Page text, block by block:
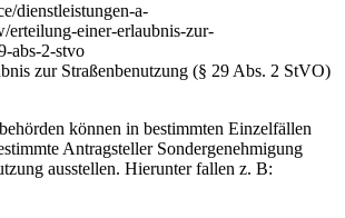
dienstleistungen-a-
erteilung-einer-erlaubnis-zur-
abs-2-stvo
zur Straßenbenutzung (§ 29 Abs. 2 StVO)
können in bestimmten Einzelfällen
Antragsteller Sondergenehmigung
ausstellen. Hierunter fallen z. B: